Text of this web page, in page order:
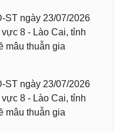
ST ngày 23/07/2026
8 - Lào Cai, tỉnh
mâu thuẫn gia
ST ngày 23/07/2026
8 - Lào Cai, tỉnh
mâu thuẫn gia